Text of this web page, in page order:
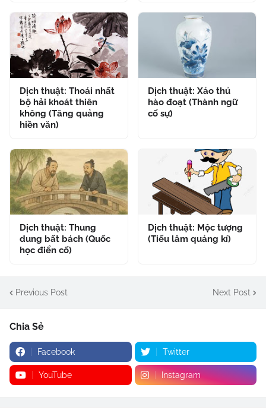
Dịch thuật: Thoái nhất
bộ hải khoát thiên
không (Tăng quảng
hiền văn)
Dịch thuật: Xảo thủ
hào đoạt (Thành ngữ
cố sự)
Dịch thuật: Thung
dung bất bách (Quốc
học điển cố)
Dịch thuật: Mộc tượng
(Tiếu lâm quảng kí)
Previous Post Next Post
Chia Sẻ
Facebook Twitter
YouTube Instagram